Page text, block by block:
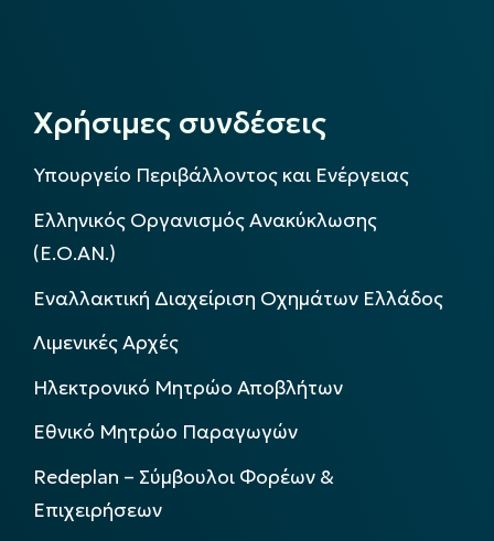
Χρήσιμες συνδέσεις
Υπουργείο Περιβάλλοντος και Ενέργειας
Ελληνικός Οργανισμός Ανακύκλωσης
(Ε.Ο.ΑΝ.)
Εναλλακτική Διαχείριση Οχημάτων Ελλάδος
Λιμενικές Αρχές
Ηλεκτρονικό Μητρώο Αποβλήτων
Εθνικό Μητρώο Παραγωγών
Redeplan – Σύμβουλοι Φορέων &
Επιχειρήσεων